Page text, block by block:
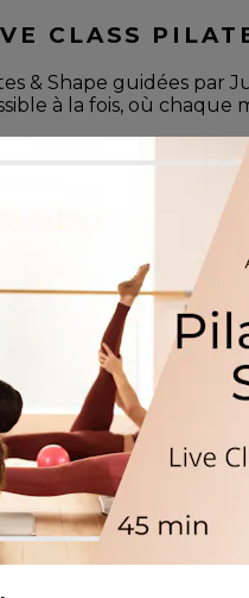
CLASS
& Shape guidées
à la fois, où